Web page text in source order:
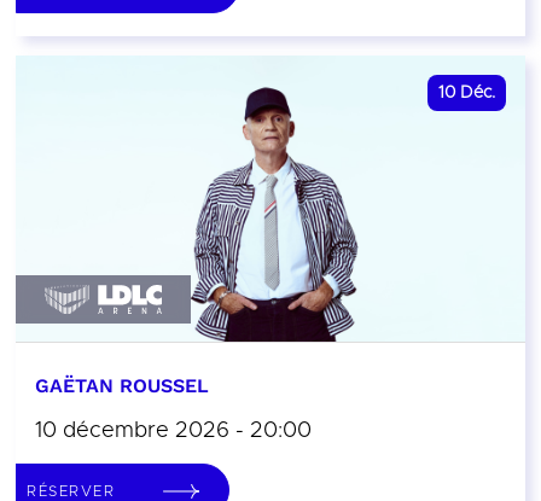
10 Déc.
GAËTAN ROUSSEL
10 décembre 2026 - 20:00
RÉSERVER